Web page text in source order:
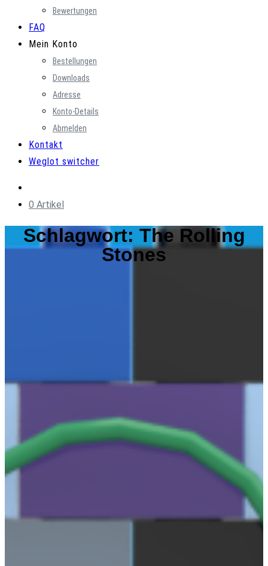
Bewertungen
FAQ
Mein Konto
Bestellungen
Downloads
Adresse
Konto-Details
Abmelden
Kontakt
Weglot switcher
0 Artikel
Schlagwort: The Rolling
Stones